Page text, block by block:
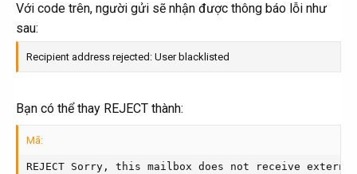
Với code trên, người gửi sẽ nhận được thông báo lỗi như
sau:
Recipient address rejected: User blacklisted
Bạn có thể thay REJECT thành:
Mã:
REJECT Sorry, this mailbox does not receive